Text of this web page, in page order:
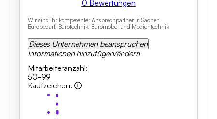
0 Bewertungen
Wir sind Ihr kompetenter Ansprechpartner in Sachen
Bürobedarf, Bürotechnik, Büromöbel und Medientechnik.
Dieses Unternehmen beanspruchen
Informationen hinzufügen/ändern
Mitarbeiteranzahl:
50-99
Kaufzeichen: